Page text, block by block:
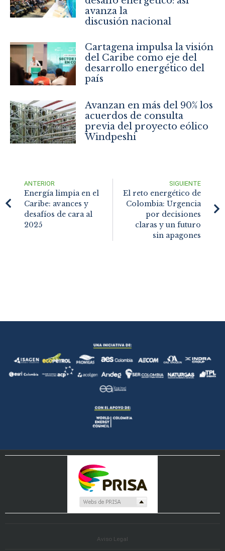
avanza la
discusión nacional
Cartagena impulsa la visión
del Caribe como eje del
desarrollo energético del
país
Avanzan en más del 90% los
acuerdos de consulta
previa del proyecto eólico
Windpeshi
ANTERIOR
Energía limpia en el
Caribe: avances y
desafíos de cara al
2025
SIGUIENTE
El reto energético de
Colombia: Urgencia
por decisiones
claras y un futuro
sin apagones
Aviso Legal